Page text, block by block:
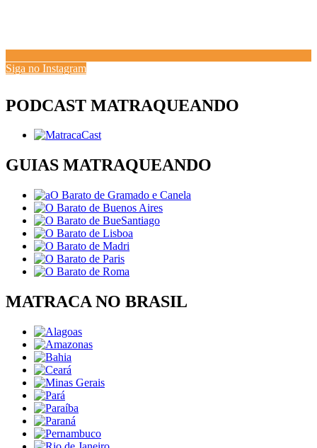
Siga no Instagram
PODCAST MATRAQUEANDO
GUIAS MATRAQUEANDO
MATRACA NO BRASIL